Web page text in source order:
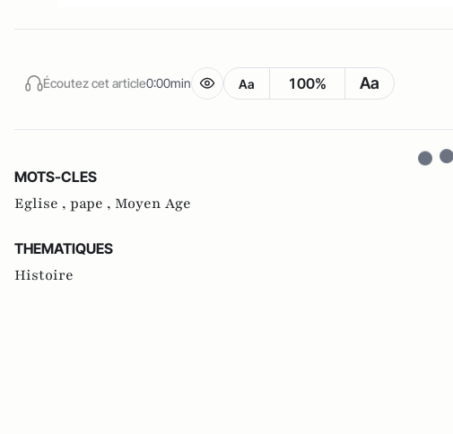
Écoutez cet article0:00min Aa 100% Aa
MOTS-CLES
Eglise , pape , Moyen Age
THEMATIQUES
Histoire